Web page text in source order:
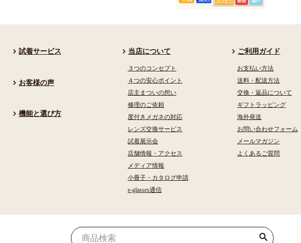
試着サービス
お客様の声
機能と選び方
当店について
３つのコンセプト
４つの安心ポイント
店主まついの想い
修理のご依頼
度付きメガネの対応
レンズ交換サービス
試着展示会
店舗情報・アクセス
メディア情報
小冊子・カタログ申請
e-glasses通信
ご利用ガイド
お支払い方法
送料・配送方法
交換・返品について
ギフトラッピング
海外発送
お問い合わせフォーム
メールマガジン
よくあるご質問